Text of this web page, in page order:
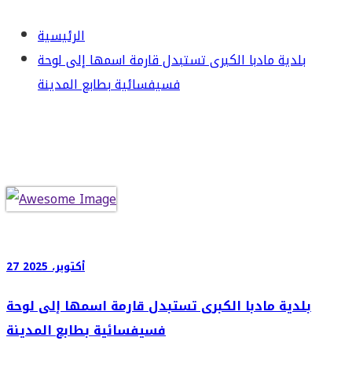
الرئيسية
بلدية مادبا الكبرى تستبدل قارمة اسمها إلى لوحة
فسيفسائية بطابع المدينة
27 أكتوبر، 2025
بلدية مادبا الكبرى تستبدل قارمة اسمها إلى لوحة
فسيفسائية بطابع المدينة